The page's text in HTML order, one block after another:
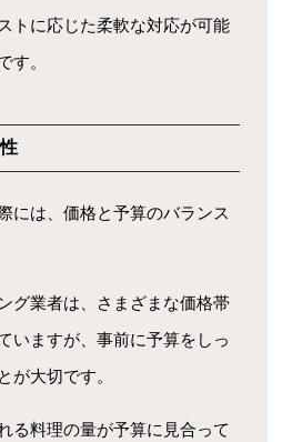
トに応じた柔軟な対応が可能
す。
には、価格と予算のバランス
グ業者は、さまざまな価格帯
いますが、事前に予算をしっ
が大切です。
る料理の量が予算に見合って